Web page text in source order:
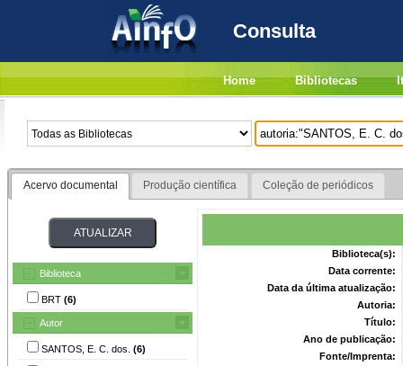
Consulta
Home Bibliotecas
Acervo documental Produção científica Coleção de periódicos
Biblioteca
BRT (6)
Autor
SANTOS, E. C. dos. (6)
Biblioteca(s):
Data corrente:
Data da última atualização:
Autoria:
Título:
Ano de publicação:
Fonte/Imprenta: